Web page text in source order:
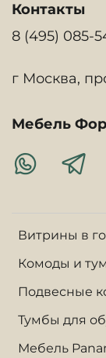
Витрины в
Комоды и
Подвесные
Тумбы для
Мебель
Контакты
8 (495) 085-
г Москва,
Мебель